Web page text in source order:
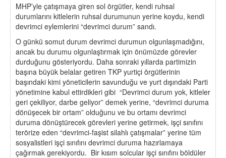
MHP’yle çatışmaya giren sol örgütler, kendi ruhsal
durumlarını kitlelerin ruhsal durumunun yerine koydu, kendi
devrimci eylemlerini “devrimci durum” sandı.
O günkü somut durum devrimci durumun olgunlaşmadığını,
ancak bu durumu olgunlaştırmak için önümüzde görevler
durduğunu gösteriyordu. Daha sonraki yıllarda partimizin
başına büyük belalar getiren TKP yurtiçi örgütlerinin
başındaki kimi yöneticilerin savunduğu ve yurt dışındaki Parti
yönetimine kabul ettirdikleri gibi “Devrimci durum yok, kitleler
geri çekiliyor, darbe geliyor” demek yerine, “devrimci duruma
dönüşecek bir ortam” olduğunu ve bu ortamı devrimci
duruma dönüştürecek görevleri yerine getirmek, işçi sınıfını
terörize eden “devrimci-faşist silahlı çatışmalar” yerine tüm
sosyalistleri işçi sınıfını devrimci duruma hazırlamaya
çağırmak gerekiyordu. Bir kısım solcular işçi sınıfını böldüler